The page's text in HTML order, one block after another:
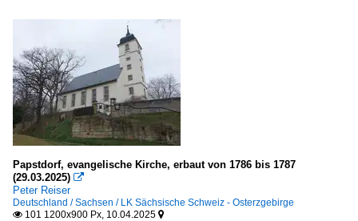
Papstdorf, evangelische Kirche, erbaut von 1786 bis 1787
(29.03.2025) 
Peter Reiser
Deutschland / Sachsen / LK Sächsische Schweiz - Osterzgebirge
 101 1200x900 Px, 10.04.2025 